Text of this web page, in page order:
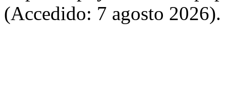
(Accedido: 7 agosto 2026).